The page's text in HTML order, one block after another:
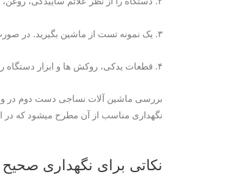
۳. یک نمونه تست از ماشین بگیرید. در صورت مشاهده هر گونه صدای غیرعادی در حین اجرای آزمایشی دستگاه، هوشیار باشید. از مالک در مورد آن بپرسید.
۴. قطعات یدکی، روکش ها و ابزار دستگاه را بررسی کنید. در صورت کمبود می توانید برای کاهش قیمت مذاکره کنید.
بررسی ماشین آلات نساجی دست دوم در
نگهداری مناسب از آن مطرح میشود که در
نکاتی برای نگهداری